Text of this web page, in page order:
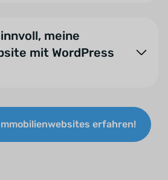
meine
mit WordPress
da es eine
und anpassbare Plattform
erfahren!